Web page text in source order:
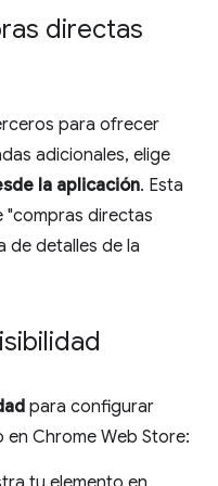
directas
para ofrecer
adicionales, elige
la aplicación. Esta
"compras directas
de detalles de la
para configurar
Chrome Web Store: